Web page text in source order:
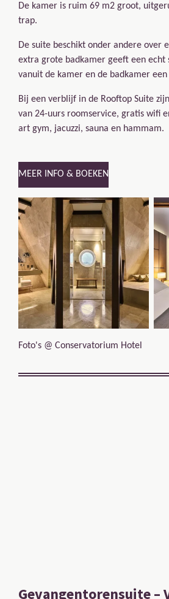
De kamer is ruim 69 m2 groot,
trap.
De suite beschikt onder andere over
extra grote badkamer geeft een
vanuit de kamer en de badkamer
Bij een verblijf in de Rooftop Suite
van 24-uurs roomservice, gratis wifi
art gym, jacuzzi, sauna en hammam.
MEER INFO & BOEKEN
Foto's @ Conservatorium Hotel
Gevangentorensuite –